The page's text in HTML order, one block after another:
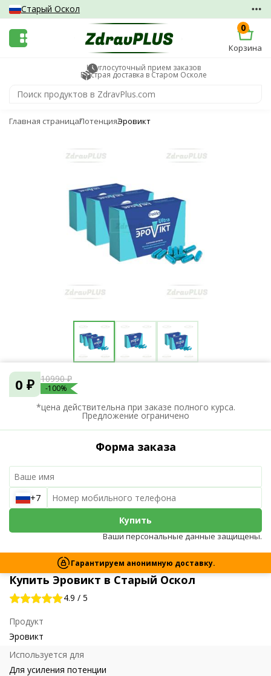
Старый Оскол
0
Корзина
Круглосуточный прием заказов
Быстрая доставка в Старом Осколе
Главная страницаПотенцияЭровикт
Купить Эровикт в Старый Оскол
4.9 / 5
Продукт
Эровикт
Используется для
Для усиления потенции
0 ₽ 10990 ₽
-100%
*цена действительна при заказе полного курса.
Предложение ограничено
Форма заказа
+7
Купить
Ваши персональные данные защищены.
Гарантируем анонимную доставку.